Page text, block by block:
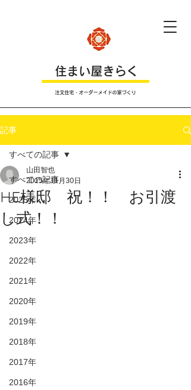
​住まい屋きらく
注文住宅・オーダーメイドの家づくり
記事
すべての記事
2025年
2024年
2023年
2022年
2021年
2020年
2019年
2018年
2017年
2016年
すべての記事
HE様邸 祝！！ お引渡
し式！！
山田智也
2015年11月30日